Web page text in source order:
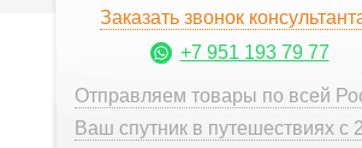
Заказать звонок
+7 951 193 79 77
Отправляем товары по всей
Ваш спутник в путешествиях с